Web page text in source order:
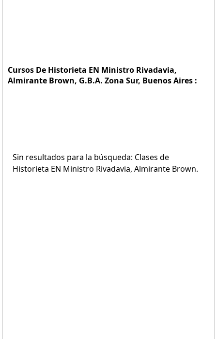
Cursos De Historieta EN Ministro Rivadavia,
Almirante Brown, G.B.A. Zona Sur, Buenos Aires :
Sin resultados para la búsqueda: Clases de
Historieta EN Ministro Rivadavia, Almirante Brown.